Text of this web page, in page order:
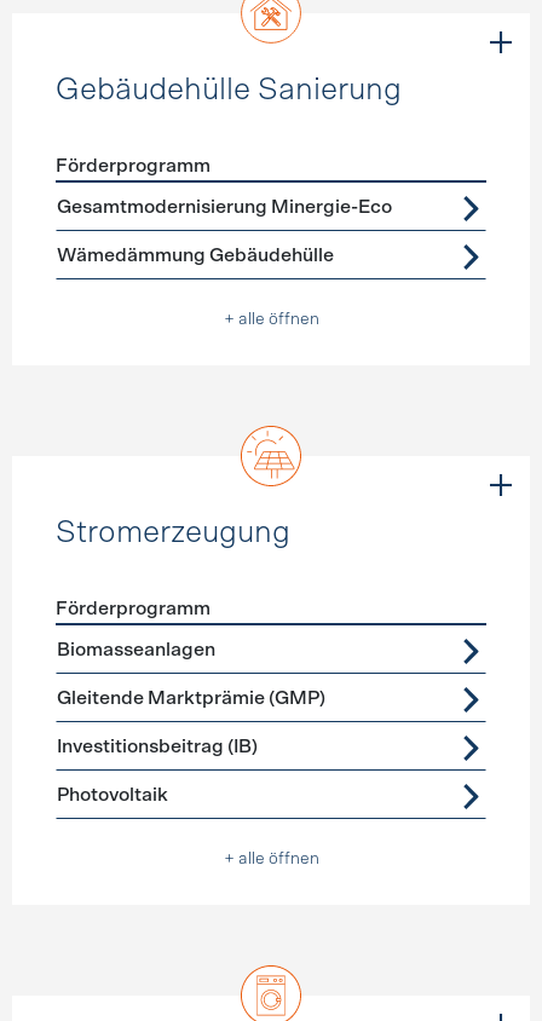
Gebäudehülle Sanierung
Förderprogramme Gebäudehülle Sanierung
Förderprogramm
Gesamtmodernisierung Minergie-Eco
Wämedämmung Gebäudehülle
+ alle öffnen
Stromerzeugung
Förderprogramme
Förderprogramm
Biomasseanlagen
Gleitende Marktprämie (GMP)
Investitionsbeitrag (IB)
Photovoltaik
+ alle öffnen